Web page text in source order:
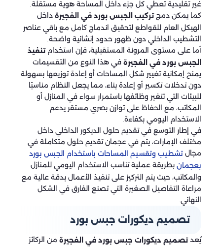
غير تقليدية تعطي كل جزء داخل المساحة هوية مستقلة.
كما يمكن دمجتركيب الجبس بورد في الفجيرة داخل
الهيكل العام للقواطع لتحقيق اندماج كامل مع باقي عناصر
التشطيب الداخلي دون ظهور حدود إنشائية واضحة.
أما على مستوى المرونة المستقبلية، فإن استخدامتنفيذ
الجبس بورد في الفجيرة في هذا النوع من التقسيمات
يمنح إمكانية تغيير شكل المساحات أو إعادة توزيعها بسهولة
دون تدخلات تكسير أو إعادة بناء، مما يجعل النظام مناسبًا
للبيئات التي تتغير وظائفها باستمرار سواء في المنازل أو
المكاتب، مع الحفاظ على توازن بصري مستقر يدعم
الاستخدام اليومي بكفاءة.
في إطار التوسع في تقديم حلول الديكور الداخلي داخل
مختلف الإمارات، يتم في عجمان تقديم حلول متكاملة في
مجال تشطيب وتقسيم المساحات باستخدام الجبس بورد
بعجمان بطريقة عملية تناسب الاستخدام اليومي للمنازل
والمكاتب، حيث يتم التركيز على تنفيذ الأعمال بدقة عالية مع
مراعاة التفاصيل الصغيرة التي تصنع الفارق في الشكل
النهائي.
تصميم ديكورات جبس بورد
يُعدتصميم ديكورات جبس بورد في الفجيرة من الركائز